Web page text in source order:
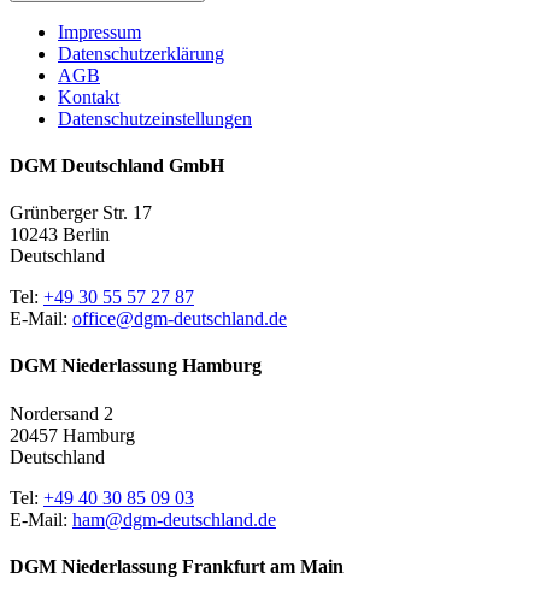
Impressum
Datenschutzerklärung
AGB
Kontakt
Datenschutzeinstellungen
DGM Deutschland GmbH
Grünberger Str. 17
10243 Berlin
Deutschland
Tel: +49 30 55 57 27 87
E-Mail: office@dgm-deutschland.de
DGM Niederlassung Hamburg
Nordersand 2
20457 Hamburg
Deutschland
Tel: +49 40 30 85 09 03
E-Mail: ham@dgm-deutschland.de
DGM Niederlassung Frankfurt am Main